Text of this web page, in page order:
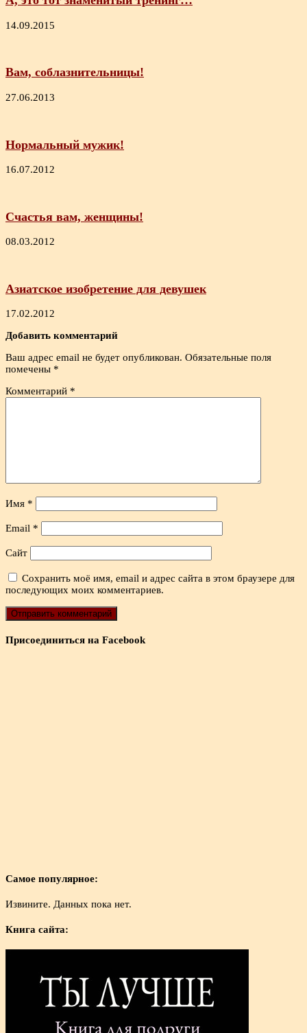
14.09.2015
Вам, соблазнительницы!
27.06.2013
Нормальный мужик!
16.07.2012
Счастья вам, женщины!
08.03.2012
Азиатское изобретение для девушек
17.02.2012
Добавить комментарий
Ваш адрес email не будет опубликован. Обязательные поля
помечены *
Комментарий *
Имя *
Email *
Сайт
Сохранить моё имя, email и адрес сайта в этом браузере для
последующих моих комментариев.
Присоединиться на Facebook
Самое популярное:
Извините. Данных пока нет.
Книга сайта: